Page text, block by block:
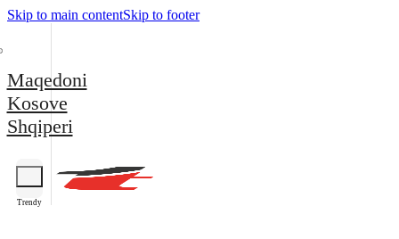
Skip to main contentSkip to footer
Maqedoni
Kosove
Shqiperi
Trendy